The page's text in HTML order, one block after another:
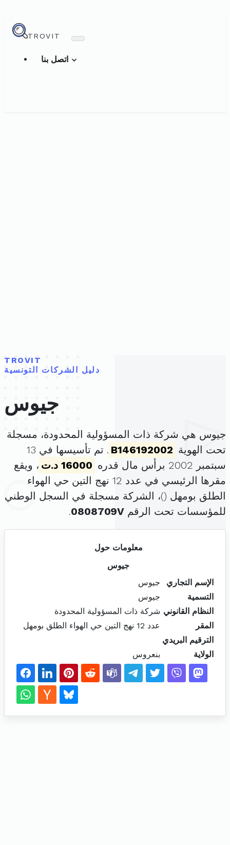
TROVIT
TROVIT
دليل الشركات التونسية
جيوس
جيوس هي شركة ذات المسؤولية المحدودة، مسجلة
تحت الهوية B146192002
. تم تأسيسها في 13
سبتمبر 2002 برأس مال قدره
16000 د.ت
، ويقع
مقرها الرئيسي في عدد 12 نهج التين حي الهواء
الطلق بومهل ()، الشركة مسجلة في السجل الوطني
للمؤسسات تحت الرقم 0808709V
.
معلومات حول
جيوس
الإسم التجاري
جيوس
التسمية
جيوس
النظام القانوني شركة ذات المسؤولية المحدودة
المقر
عدد 12 نهج التين حي الهواء الطلق بومهل
الترقيم البريدي
الولاية
بنعروس